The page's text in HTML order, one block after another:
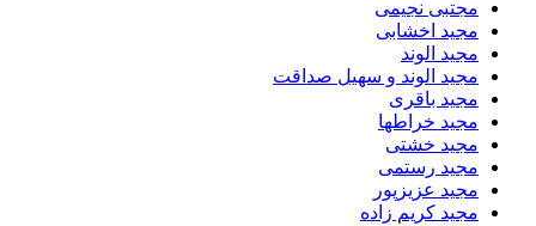
مجتبی نجیمی
مجید اخشابی
مجید الوند‎
مجید الوند و سهیل صداقت
مجید باقری
مجید خراطها
مجید خشتی
مجید رستمی
مجید عزیزپور
مجید کریم زاده